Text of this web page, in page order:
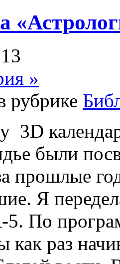
»
рубрике
3D
были
прошлые
Я
По
как раз